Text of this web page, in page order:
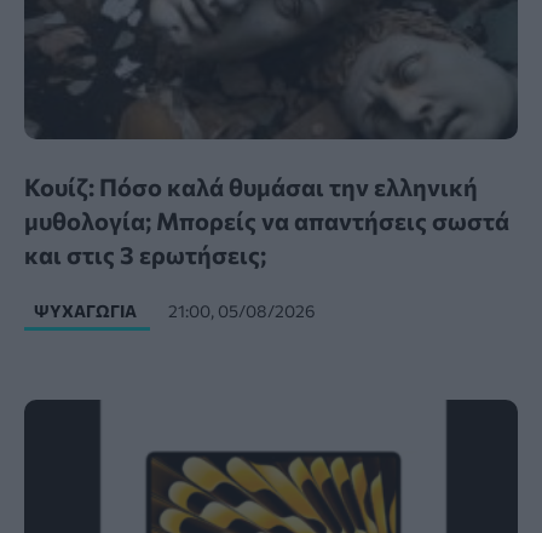
Κουίζ: Πόσο καλά θυμάσαι την ελληνική
μυθολογία; Μπορείς να απαντήσεις σωστά
και στις 3 ερωτήσεις;
ΨΥΧΑΓΩΓΊΑ 21:00, 05/08/2026